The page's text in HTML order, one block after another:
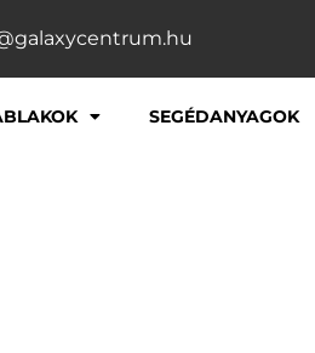
SEGÉDANYAGOK